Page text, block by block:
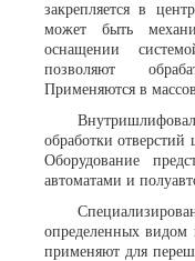
закрепляется в
может быть
оснащении
позволяют
Применяются в
обработки
Оборудование
автоматами и
определенных
применяют для